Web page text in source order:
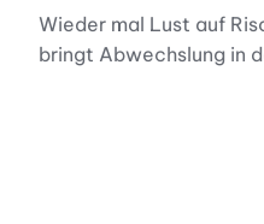
Wieder mal Lust auf
bringt Abwechslung in